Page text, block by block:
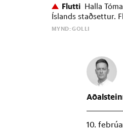
Flutti Halla
Íslands staðsettur.
MYND: GOLLI
10.